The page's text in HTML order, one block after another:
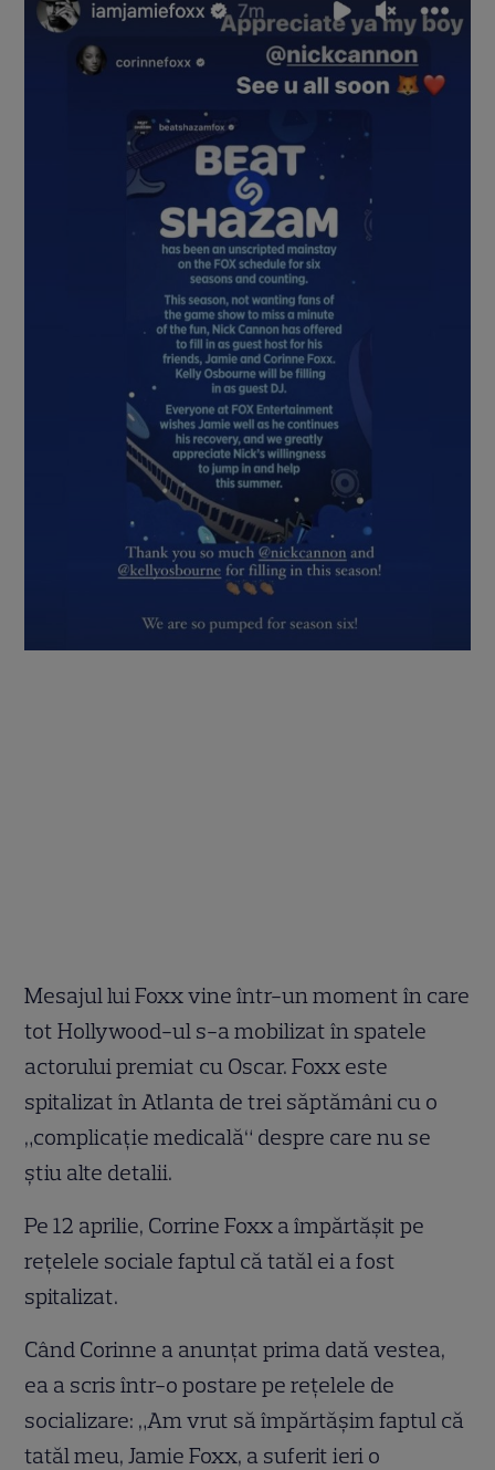
Mesajul lui Foxx vine într-un moment în care
tot Hollywood-ul s-a mobilizat în spatele
actorului premiat cu Oscar. Foxx este
spitalizat în Atlanta de trei săptămâni cu o
„complicație medicală“ despre care nu se
știu alte detalii.
Pe 12 aprilie, Corrine Foxx a împărtășit pe
rețelele sociale faptul că tatăl ei a fost
spitalizat.
Când Corinne a anunțat prima dată vestea,
ea a scris într-o postare pe rețelele de
socializare: „Am vrut să împărtășim faptul că
tatăl meu, Jamie Foxx, a suferit ieri o